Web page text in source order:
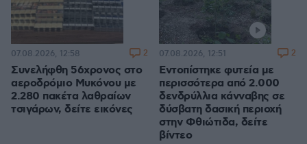
Συνελήφθη 56χρονος στο
αεροδρόμιο Μυκόνου με
2.280 πακέτα λαθραίων
τσιγάρων, δείτε εικόνες
07.08.2026, 12:58 2
Εντοπίστηκε φυτεία με
περισσότερα από 2.000
δενδρύλλια κάνναβης σε
δύσβατη δασική περιοχή
στην Φθιώτιδα, δείτε
βίντεο
07.08.2026, 12:51 2